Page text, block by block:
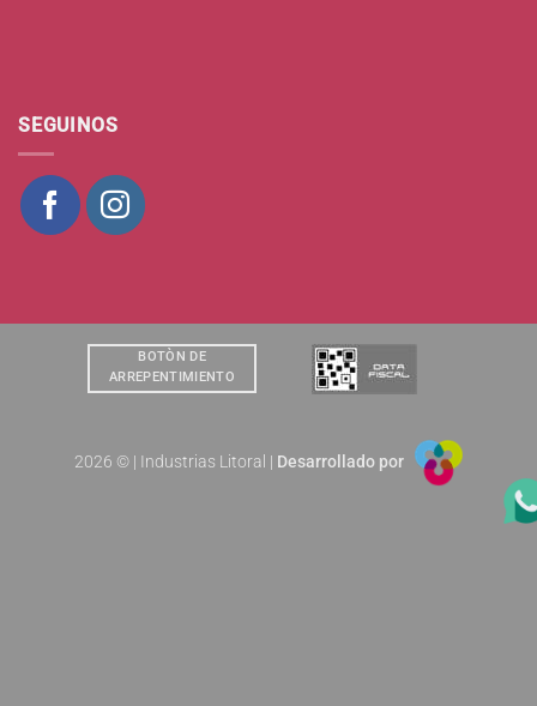
SEGUINOS
BOTÒN DE
ARREPENTIMIENTO
2026 © | Industrias Litoral | Desarrollado por